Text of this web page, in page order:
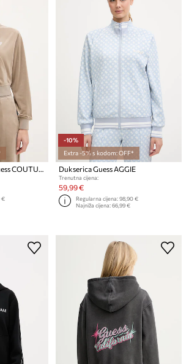
Dukserica od velura Guess COUTURE
€
-10%
Extra -5% s kodom: OFF*
Dukserica Guess AGGIE
Trenutna cijena:
59,99 €
Regularna cijena:98,90 €
Najniža cijena:66,99 €